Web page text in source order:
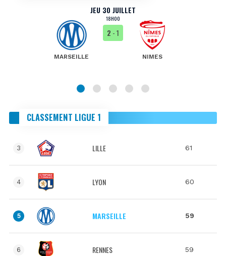
JEU 30 JUILLET
18H00
MARSEILLE
2 - 1
NIMES
CLASSEMENT LIGUE 1
3 LILLE 61
4 LYON 60
5 MARSEILLE 59
6 RENNES 59